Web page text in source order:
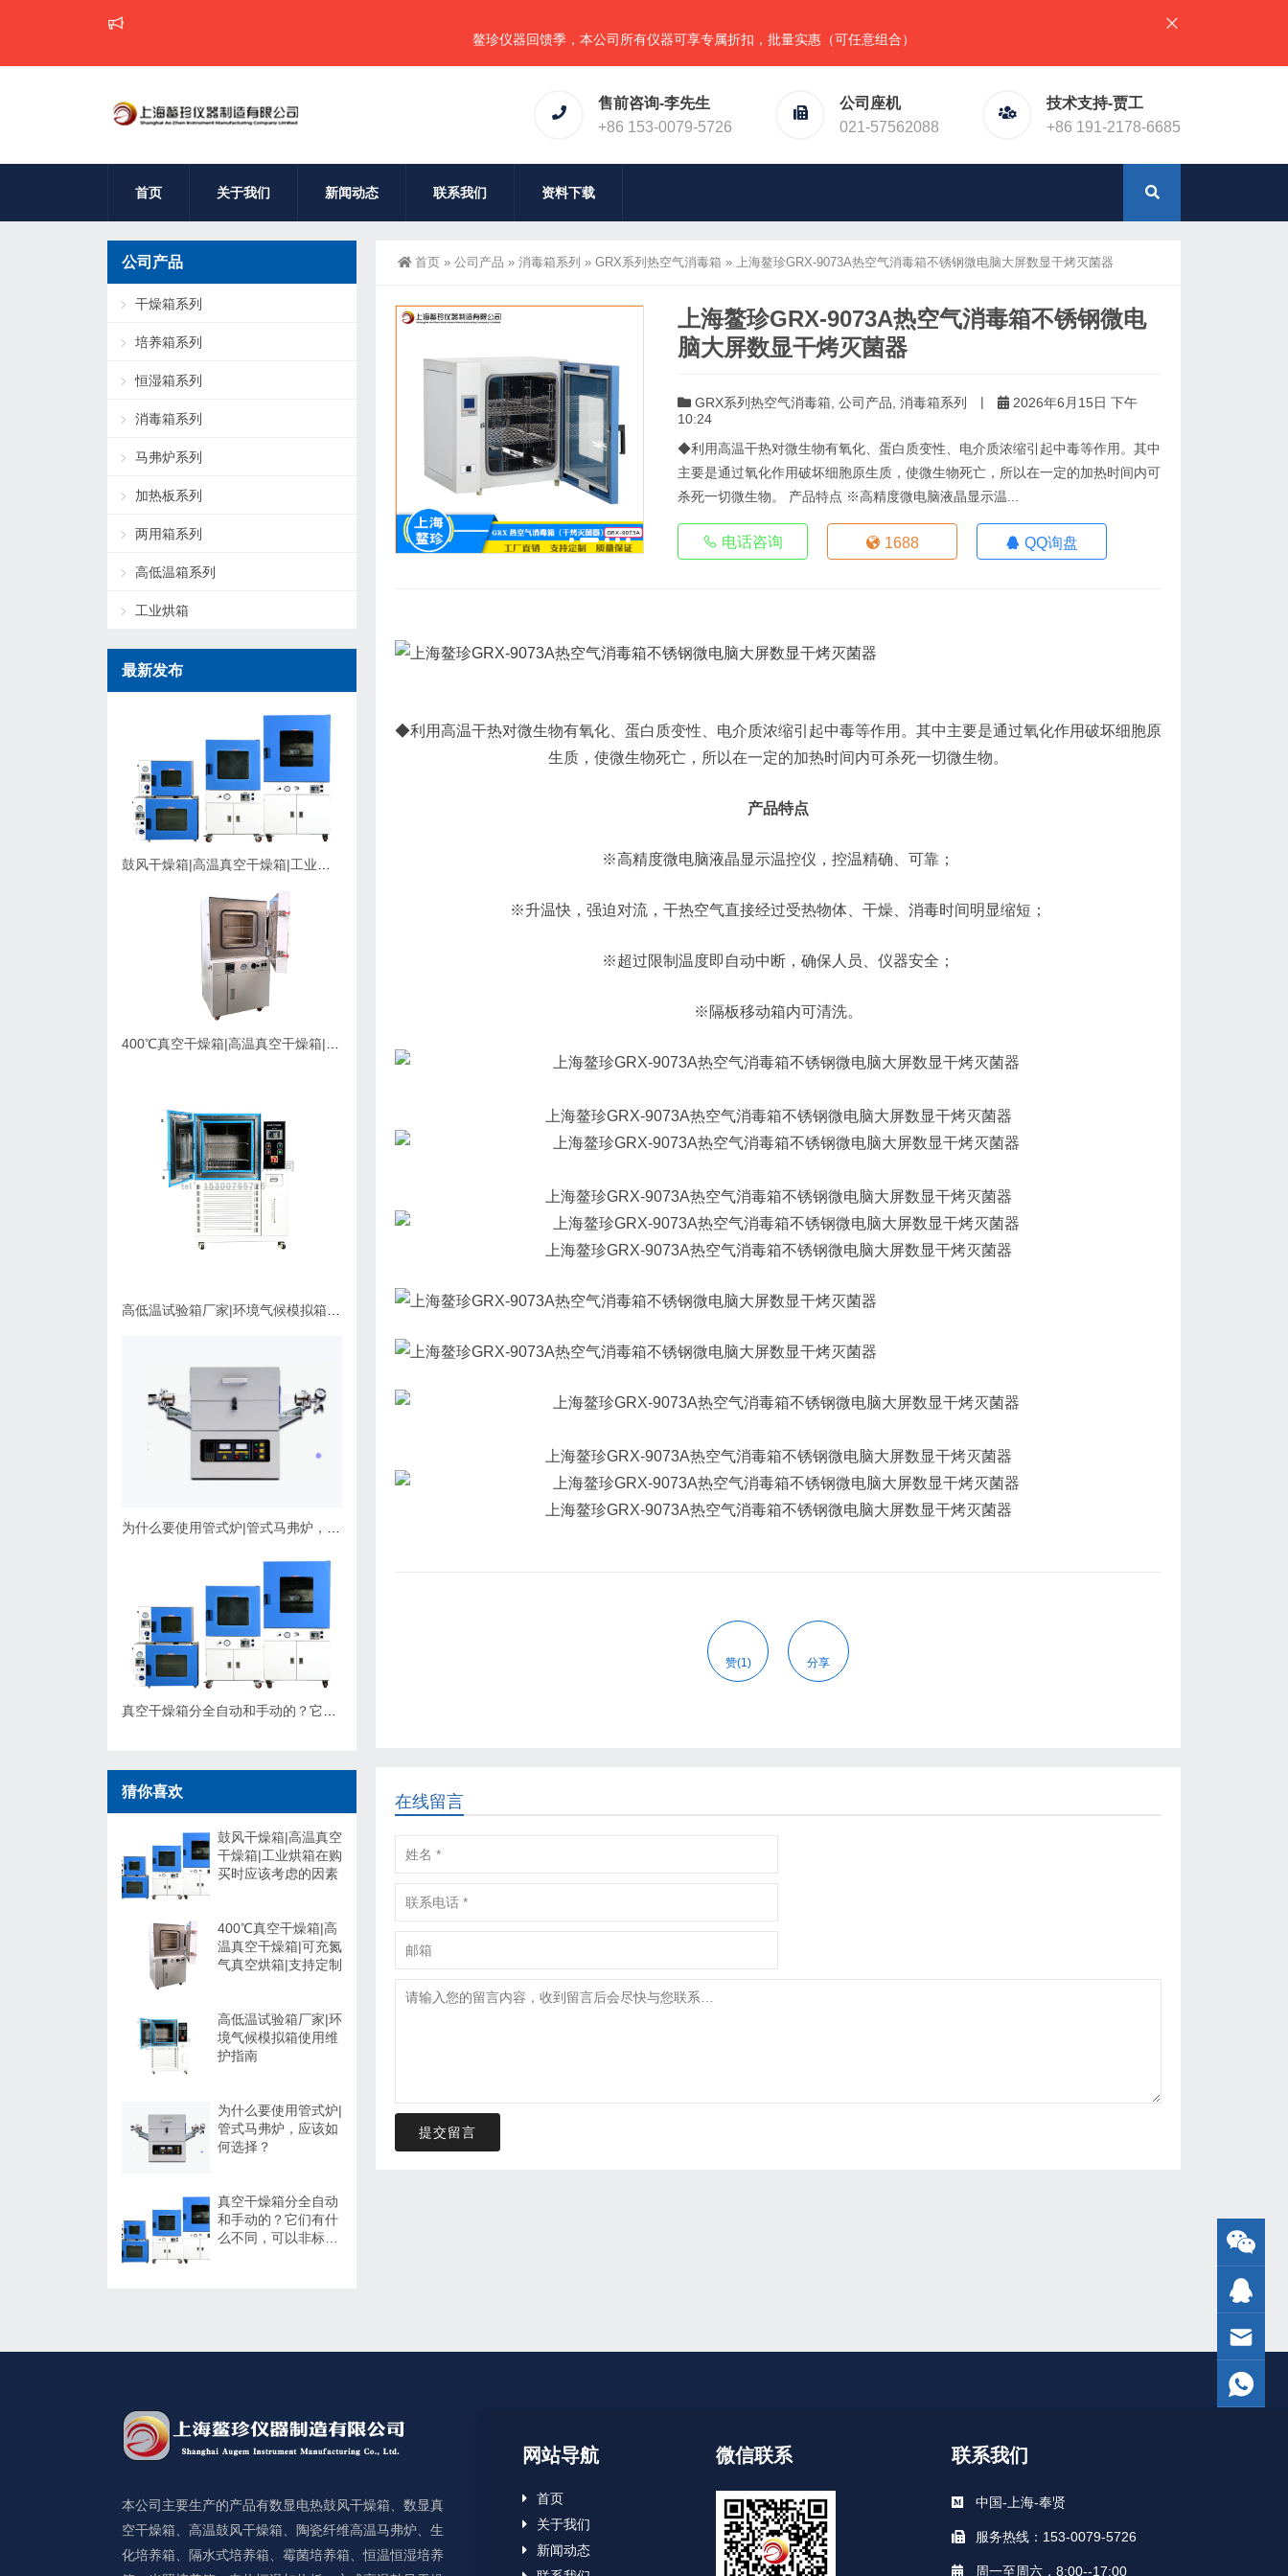
鳌珍仪器回馈季，本公司所有仪器可享专属折扣，批量实惠（可任意组合），详情请直接联系官网预留电话！或加微信（同手机号）
售前咨询-李先生
+86 153-0079-5726
公司座机
021-57562088
技术支持-贾工
+86 191-2178-6685
首页 关于我们 新闻动态 联系我们 资料下载
首页 » 公司产品 » 消毒箱系列 » GRX系列热空气消毒箱 » 上海鳌珍GRX-9073A热空气消毒箱不锈钢微电脑大屏数显干烤灭菌器
上海鳌珍GRX-9073A热空气消毒箱不锈钢微电
脑大屏数显干烤灭菌器
GRX系列热空气消毒箱 公司产品 消毒箱系列 |
2026年6月15日 下午
10:24
◆利用高温干热对微生物有氧化、蛋白质变性、电介质浓缩引起中毒等作用。其中
主要是通过氧化作用破坏细胞原生质，使微生物死亡，所以在一定的加热时间内可
杀死一切微生物。 产品特点 ※高精度微电脑液晶显示温...
电话咨询 1688 QQ询盘
◆利用高温干热对微生物有氧化、蛋白质变性、电介质浓缩引起中毒等作用。其中主要是通过氧化作用破坏细胞原
生质，使微生物死亡，所以在一定的加热时间内可杀死一切微生物。
产品特点
※高精度微电脑液晶显示温控仪，控温精确、可靠；
※升温快，强迫对流，干热空气直接经过受热物体、干燥、消毒时间明显缩短；
※超过限制温度即自动中断，确保人员、仪器安全；
※隔板移动箱内可清洗。
上海鳌珍GRX-9073A热空气消毒箱不锈钢微电脑大屏数显干烤灭菌器
上海鳌珍GRX-9073A热空气消毒箱不锈钢微电脑大屏数显干烤灭菌器
上海鳌珍GRX-9073A热空气消毒箱不锈钢微电脑大屏数显干烤灭菌器
上海鳌珍GRX-9073A热空气消毒箱不锈钢微电脑大屏数显干烤灭菌器
上海鳌珍GRX-9073A热空气消毒箱不锈钢微电脑大屏数显干烤灭菌器
赞(1) 分享
在线留言
提交留言
公司产品
干燥箱系列
培养箱系列
恒湿箱系列
消毒箱系列
马弗炉系列
加热板系列
两用箱系列
高低温箱系列
工业烘箱
最新发布
猜你喜欢
鼓风干燥箱|高温真空
干燥箱|工业烘箱在购
买时应该考虑的因素
400℃真空干燥箱|高
温真空干燥箱|可充氮
气真空烘箱|支持定制
高低温试验箱厂家|环
境气候模拟箱使用维
护指南
为什么要使用管式炉|
管式马弗炉，应该如
何选择？
真空干燥箱分全自动
和手动的？它们有什
么不同，可以非标定
本公司主要生产的产品有数显电热鼓风干燥箱、数显真
空干燥箱、高温鼓风干燥箱、陶瓷纤维高温马弗炉、生
化培养箱、隔水式培养箱、霉菌培养箱、恒温恒湿培养
网站导航
首页
关于我们
新闻动态
微信联系 联系我们
中国-上海-奉贤
服务热线：153-0079-5726
周一至周六，8:00--17:00